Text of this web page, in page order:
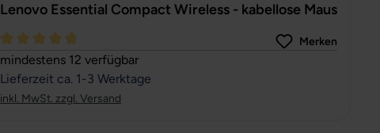
Lenovo Essential Compact Wireless - kabellose Maus
Durchschnittliche Bewertung von 4.81 von 5 Sternen
Merken
mindestens 12 verfügbar
Lieferzeit ca. 1-3 Werktage
inkl. MwSt. zzgl. Versand